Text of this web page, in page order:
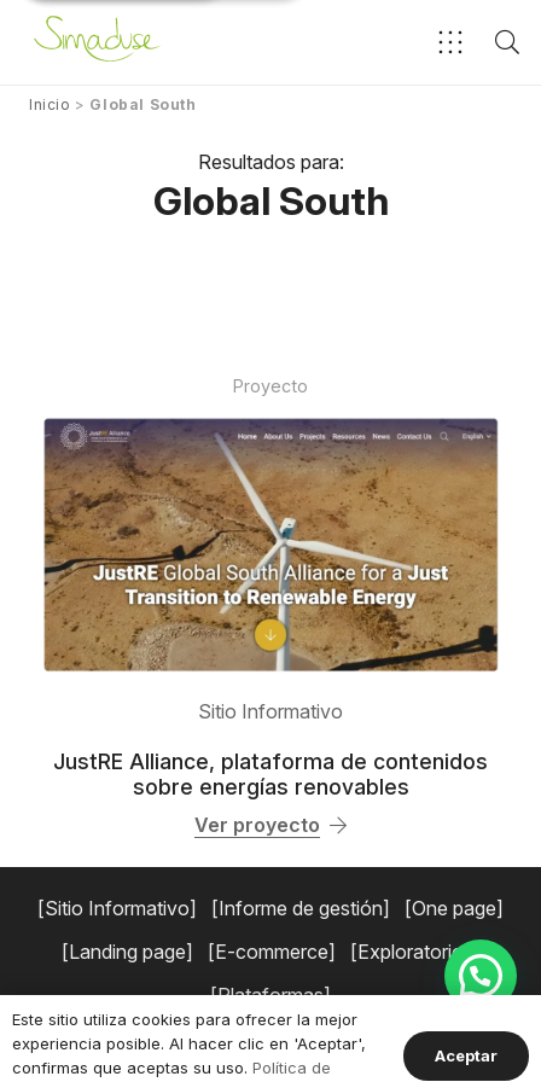
Inicio > Global South
Resultados para:
Global South
Proyecto
Sitio Informativo
JustRE Alliance, plataforma de contenidos
sobre energías renovables
Ver proyecto
Sitio Informativo Informe de gestión
One page
Landing page
E-commerce
Exploratorios
Plataformas
Copyright © 2026 Simaduse. Políticas de privacidad
Términos y
Este sitio utiliza cookies para ofrecer la mejor
experiencia posible. Al hacer clic en 'Aceptar',
confirmas que aceptas su uso. Política de
Aceptar